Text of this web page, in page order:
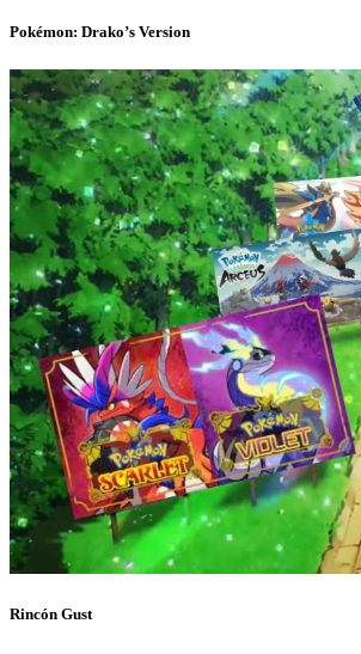
Pokémon: Drako’s Version
Rincón Gust